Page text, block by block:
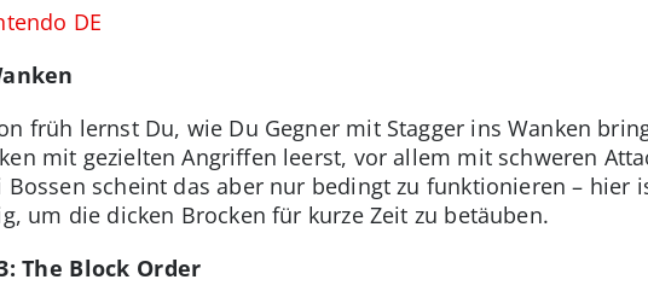
DE
früh lernst Du, wie Du Gegner mit Stagger ins Wanken
mit gezielten Angriffen leerst, vor allem mit schweren
Bossen scheint das aber nur bedingt zu funktionieren – hier
um die dicken Brocken für kurze Zeit zu betäuben.
The Block Order